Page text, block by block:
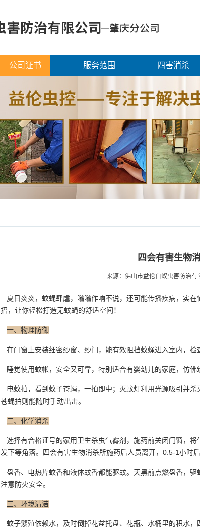
公司证书 服务范围 四害消杀
四会有害生物
来源：佛山市益伦白蚁虫害防治有
夏日炎炎，蚊蝇肆虐，嗡嗡作响不说，还可能传播疾病，实在
招，让你轻松打造无蚊蝇的舒适空间！
一、物理防御
在门窗上安装细密纱窗、纱门，能有效阻挡蚊蝇进入室内，检
睡觉使用蚊帐，安全又可靠，特别适合有婴幼儿的家庭，仿佛
电蚊拍，看到蚊子苍蝇，一拍即中；灭蚊灯利用光源吸引并杀
苍蝇拍则能随时手动出击。
二、化学消杀
选择有合格证号的家用卫生杀虫气雾剂，施药前关闭门窗，
发下等角落。四会有害生物消杀所施药后人员离开，0.5-1小时
盘香、电热片蚊香和液体蚊香都能驱蚊。天黑前点燃盘香，
注意防火安全。
三、环境清洁
蚊子繁殖依赖水，及时倒掉花盆托盘、花瓶、水桶里的积水，